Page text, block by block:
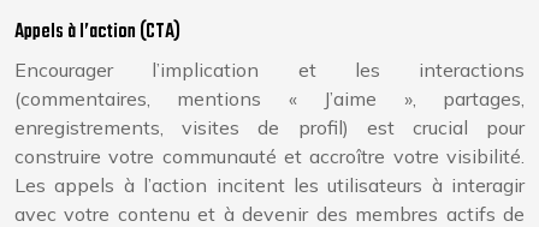
Appels à l’action (CTA)
Encourager l’implication et les interactions
(commentaires, mentions « J’aime », partages,
enregistrements, visites de profil) est crucial pour
construire votre communauté et accroître votre visibilité.
Les appels à l’action incitent les utilisateurs à interagir
avec votre contenu et à devenir des membres actifs de